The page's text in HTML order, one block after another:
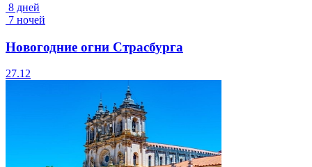
8 дней
7 ночей
Новогодние огни Страсбурга
27.12